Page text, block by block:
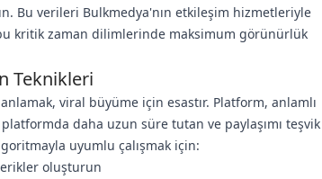
Bu verileri Bulkmedya'nın etkileşim hizmetleriyle
kritik zaman dilimlerinde maksimum görünürlük
Teknikleri
viral büyüme için esastır. Platform, anlamlı
daha uzun süre tutan ve paylaşımı teşvik
uyumlu çalışmak için:
oluşturun